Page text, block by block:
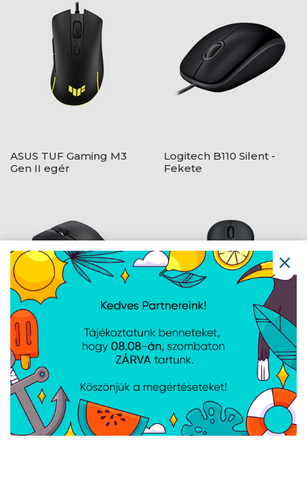
ASUS TUF Gaming M3
Gen II egér
Logitech B110 Silent -
Fekete
ASUS WT465 - Fekete
Logitech M220 Silent -